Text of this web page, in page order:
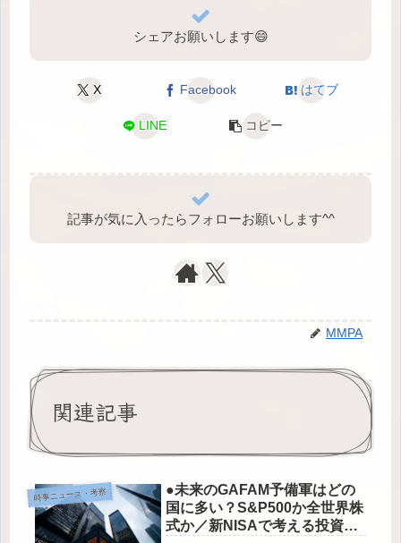
シェアお願いします😄
X Facebook はてブ
LINE コピー
記事が気に入ったらフォローお願いします^⁠^⁠
MMPA
関連記事
時事ニュース・考察
●未来のGAFAM予備軍はどの
国に多い？S&P500か全世界株
式か／新NISAで考える投資信